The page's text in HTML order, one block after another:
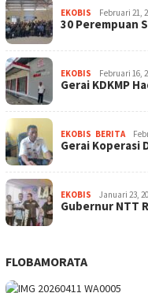
EKOBIS Februari 21,
30 Perempuan
EKOBIS Februari 16,
Gerai KDKMP
EKOBIS BERITA
Gerai Koperasi
EKOBIS Januari 23,
Gubernur NTT
FLOBAMORATA